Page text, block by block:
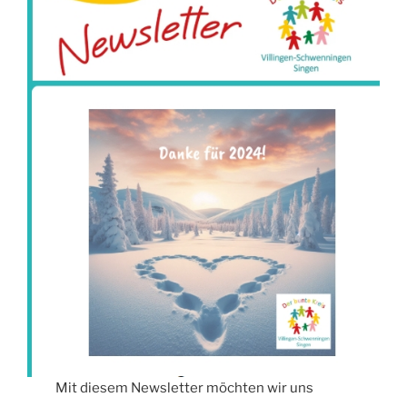
Mit diesem Newsletter möchten wir uns